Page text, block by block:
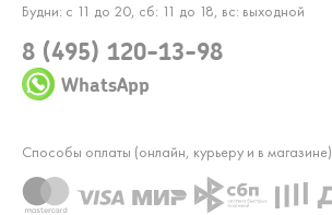
Будни: с 11 до 20, сб: 11 до 18, вс: выходной
8 (495) 120-13-98
WhatsApp
Способы оплаты (онлайн, курьеру и в магазине)